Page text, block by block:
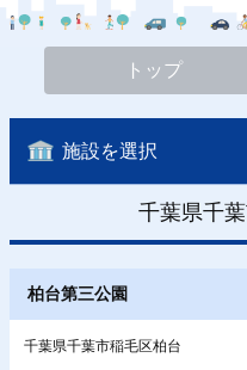
トップ
施設を選択
千葉県千
柏台第三公園
千葉県千葉市稲毛区柏台